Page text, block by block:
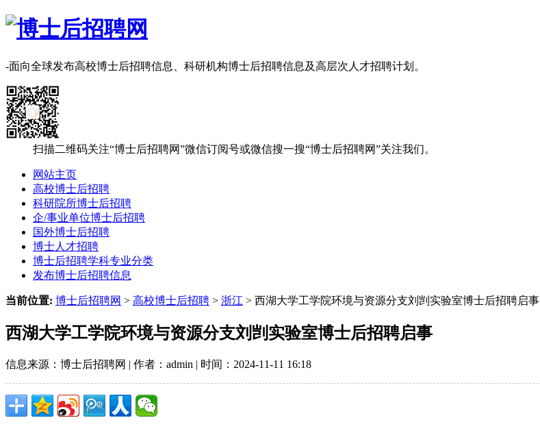
-面向全球发布高校博士后招聘信息、科研机构博士后招聘信息及高层次人才招聘计划。
扫描二维码关注“博士后招聘网”微信订阅号或微信搜一搜“博士后招聘网”关注我们。
网站主页
高校博士后招聘
科研院所博士后招聘
企/事业单位博士后招聘
国外博士后招聘
博士人才招聘
博士后招聘学科专业分类
发布博士后招聘信息
当前位置: 博士后招聘网 > 高校博士后招聘 > 浙江 > 西湖大学工学院环境与资源分支刘剀实验室博士后招聘启事
西湖大学工学院环境与资源分支刘剀实验室博士后招聘启事
信息来源：博士后招聘网 | 作者：admin | 时间：2024-11-11 16:18